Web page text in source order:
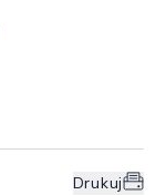
Drukuj